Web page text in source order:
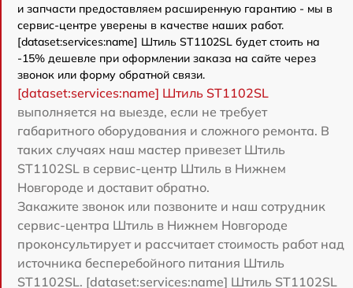
и запчасти предоставляем расширенную гарантию - мы в
сервис-центре уверены в качестве наших работ.
[dataset:services:name] Штиль ST1102SL будет стоить на
-15% дешевле при оформлении заказа на сайте через
звонок или форму обратной связи.
[dataset:services:name] Штиль ST1102SL
выполняется на выезде, если не требует
габаритного оборудования и сложного ремонта. В
таких случаях наш мастер привезет Штиль
ST1102SL в сервис-центр Штиль в Нижнем
Новгороде и доставит обратно.
Закажите звонок или позвоните и наш сотрудник
сервис-центра Штиль в Нижнем Новгороде
проконсультирует и рассчитает стоимость работ над
источника бесперебойного питания Штиль
ST1102SL. [dataset:services:name] Штиль ST1102SL